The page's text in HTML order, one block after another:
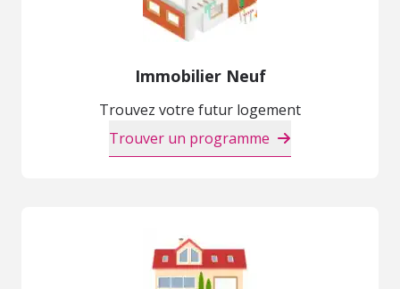
Immobilier Neuf
Trouvez votre futur logement
Trouver un programme